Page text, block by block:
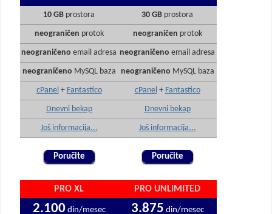
10 GB prostora
neograničen protok
neograničeno email adresa
neograničeno MySQL baza
cPanel+ Fantastico
Dnevni bekap
Još informacija...
Poručite
30 GB prostora
neograničen protok
neograničeno email adresa
neograničeno MySQL baza
cPanel+ Fantastico
Dnevni bekap
Još informacija...
Poručite
PRO XL
2.100din/mesec
PRO UNLIMITED
3.875 din/mesec